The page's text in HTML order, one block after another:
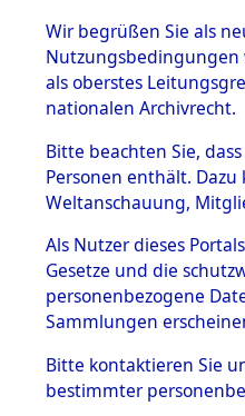
BESTÄNDE
1.
Inhaftierungsdoku
mente
1.2.9 Beim ITS
Effekten
1.2.9.1
Effekten aus
dem KZ
Dachau
1.2.9.2
Effekten aus
dem KZ
Wir begrüßen Sie als
Nutzungsbedingungen
als oberstes
nationalen Archivrecht.
Bitte beachten Sie,
Personen enthält.
Weltanschauung,
Als Nutzer dieses
Gesetze und die
personenbezogene
Sammlungen
Bitte kontaktieren Sie
bestimmter